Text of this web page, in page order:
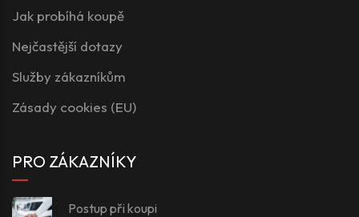
Jak probíhá koupě
Nejčastější dotazy
Služby zákazníkům
Zásady cookies (EU)
PRO ZÁKAZNÍKY
Postup při koupi